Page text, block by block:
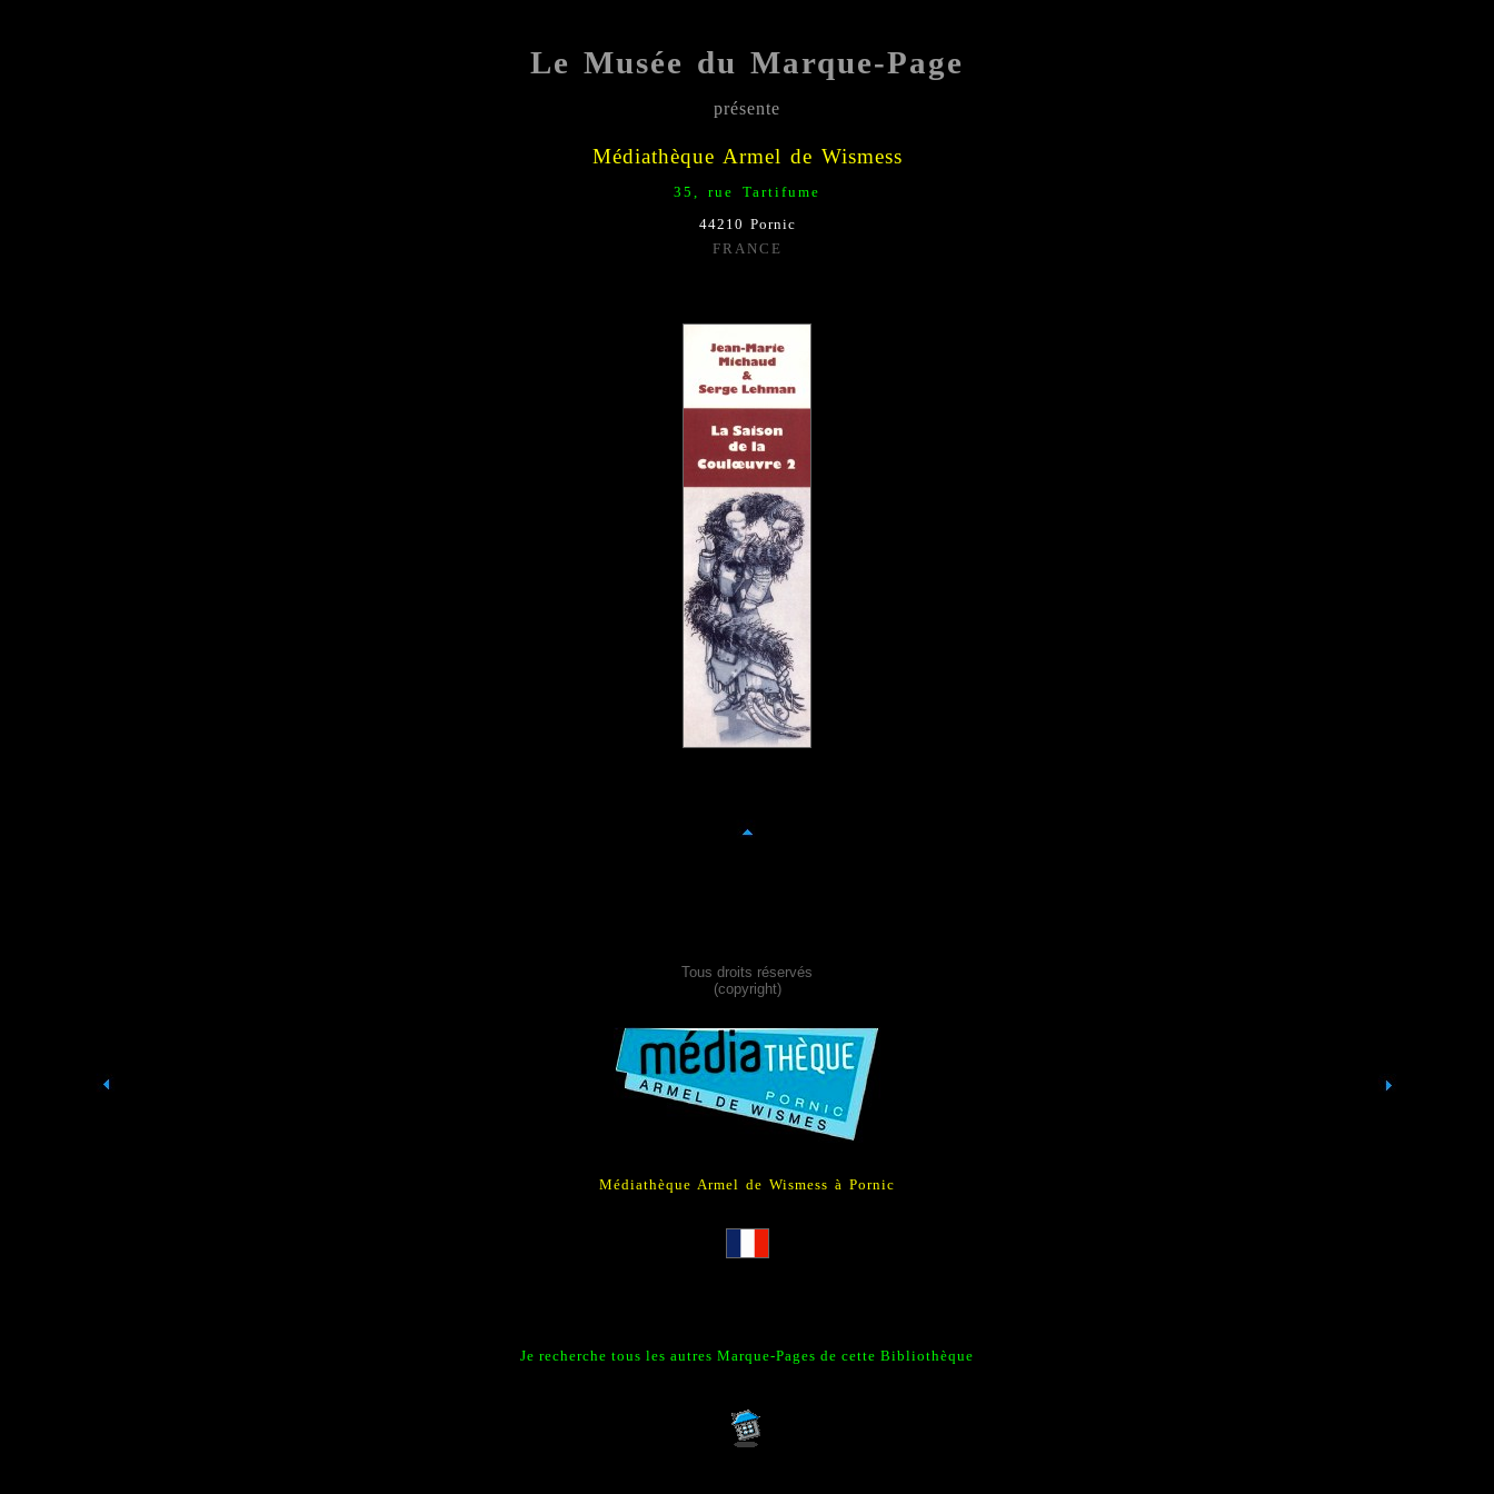
Le Musée du Marque-Page
présente
Médiathèque Armel de Wismess
35, rue Tartifume
44210 Pornic
FRANCE
Tous droits réservés
(copyright)
Médiathèque Armel de Wismess à Pornic
Je recherche tous les autres Marque-Pages de cette Bibliothèque